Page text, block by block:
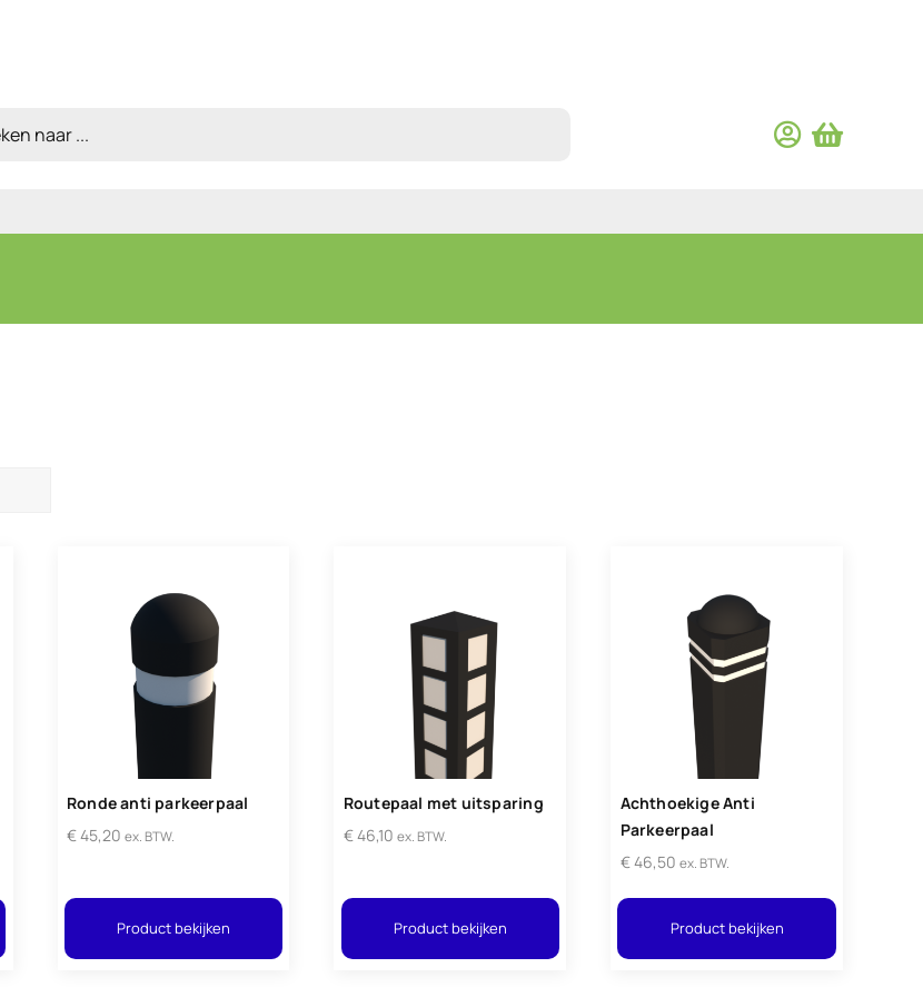
Ronde anti parkeerpaal
€45,20 ex. BTW.
Product bekijken
Routepaal met uitsparing
€46,10 ex. BTW.
Product bekijken
Achthoekige Anti
Parkeerpaal
€46,50 ex. BTW.
Product bekijken